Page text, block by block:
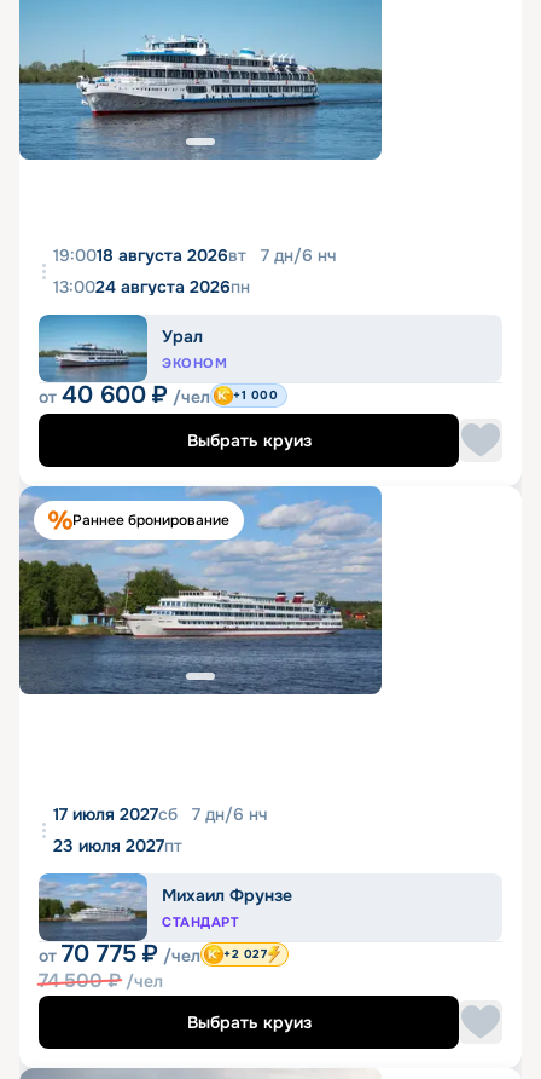
19:0018 августа 2026вт 7 дн/6 нч
13:0024 августа 2026пн
Урал
ЭКОНОМ
от 40 600 ₽ /чел +1 000
Выбрать круиз
Раннее бронирование
17 июля 2027сб 7 дн/6 нч
23 июля 2027пт
Михаил Фрунзе
СТАНДАРТ
от 70 775 ₽ /чел
74 500₽ /чел
+2 027
Выбрать круиз